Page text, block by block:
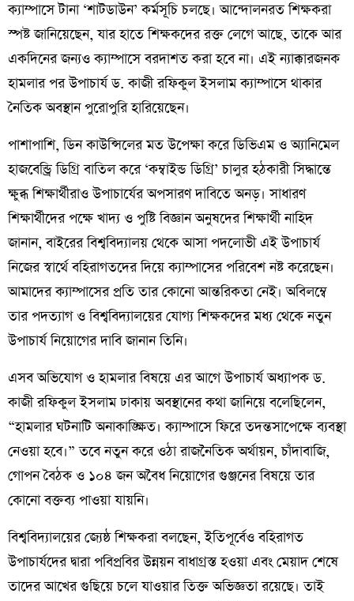
ক্যাম্পাসে টানা ‘শাটডাউন’ কর্মসূচি চলছে। আন্দোলনরত শিক্ষকরা
স্পষ্ট জানিয়েছেন, যার হাতে শিক্ষকদের রক্ত লেগে আছে, তাকে আর
একদিনের জন্যও ক্যাম্পাসে বরদাশত করা হবে না। এই ন্যাক্কারজনক
হামলার পর উপাচার্য ড. কাজী রফিকুল ইসলাম ক্যাম্পাসে থাকার
নৈতিক অবস্থান পুরোপুরি হারিয়েছেন।
​পাশাপাশি, ডিন কাউন্সিলের মত উপেক্ষা করে ডিভিএম ও অ্যানিমেল
হাজবেন্ড্রি ডিগ্রি বাতিল করে ‘কম্বাইন্ড ডিগ্রি’ চালুর হঠকারী সিদ্ধান্তে
ক্ষুব্ধ শিক্ষার্থীরাও উপাচার্যের অপসারণ দাবিতে অনড়। সাধারণ
শিক্ষার্থীদের পক্ষে খাদ্য ও পুষ্টি বিজ্ঞান অনুষদের শিক্ষার্থী নাহিদ
জানান, বাইরের বিশ্ববিদ্যালয় থেকে আসা পদলোভী এই উপাচার্য
নিজের স্বার্থে বহিরাগতদের দিয়ে ক্যাম্পাসের পরিবেশ নষ্ট করেছেন।
আমাদের ক্যাম্পাসের প্রতি তার কোনো আন্তরিকতা নেই। অবিলম্বে
তার পদত্যাগ ও বিশ্ববিদ্যালয়ের যোগ্য শিক্ষকদের মধ্য থেকে নতুন
উপাচার্য নিয়োগের দাবি জানান তিনি।
​এসব অভিযোগ ও হামলার বিষয়ে এর আগে উপাচার্য অধ্যাপক ড.
কাজী রফিকুল ইসলাম ঢাকায় অবস্থানের কথা জানিয়ে বলেছিলেন,
“হামলার ঘটনাটি অনাকাঙ্ক্ষিত। ক্যাম্পাসে ফিরে তদন্তসাপেক্ষে ব্যবস্থা
নেওয়া হবে।” তবে নতুন করে ওঠা রাজনৈতিক অর্থায়ন, চাঁদাবাজি,
গোপন বৈঠক ও ১০৪ জন অবৈধ নিয়োগের গুঞ্জনের বিষয়ে তার
কোনো বক্তব্য পাওয়া যায়নি।
​বিশ্ববিদ্যালয়ের জ্যেষ্ঠ শিক্ষকরা বলছেন, ইতিপূর্বেও বহিরাগত
উপাচার্যদের দ্বারা পবিপ্রবির উন্নয়ন বাধাগ্রস্ত হওয়া এবং মেয়াদ শেষে
তাদের আখের গুছিয়ে চলে যাওয়ার তিক্ত অভিজ্ঞতা রয়েছে। তাই